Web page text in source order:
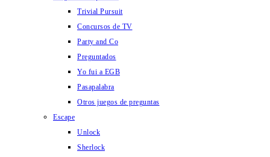
Trivial Pursuit
Concursos de TV
Party and Co
Preguntados
Yo fui a EGB
Pasapalabra
Otros juegos de preguntas
Escape
Unlock
Sherlock